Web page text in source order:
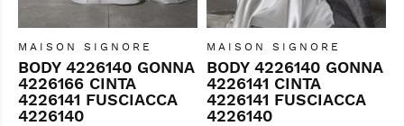
MAISON SIGNORE
BODY 4226140 GONNA
4226166 CINTA
4226141 FUSCIACCA
4226140
MAISON SIGNORE
BODY 4226140 GONNA
4226141 CINTA
4226141 FUSCIACCA
4226140